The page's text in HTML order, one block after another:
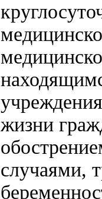
жизни
случаями,